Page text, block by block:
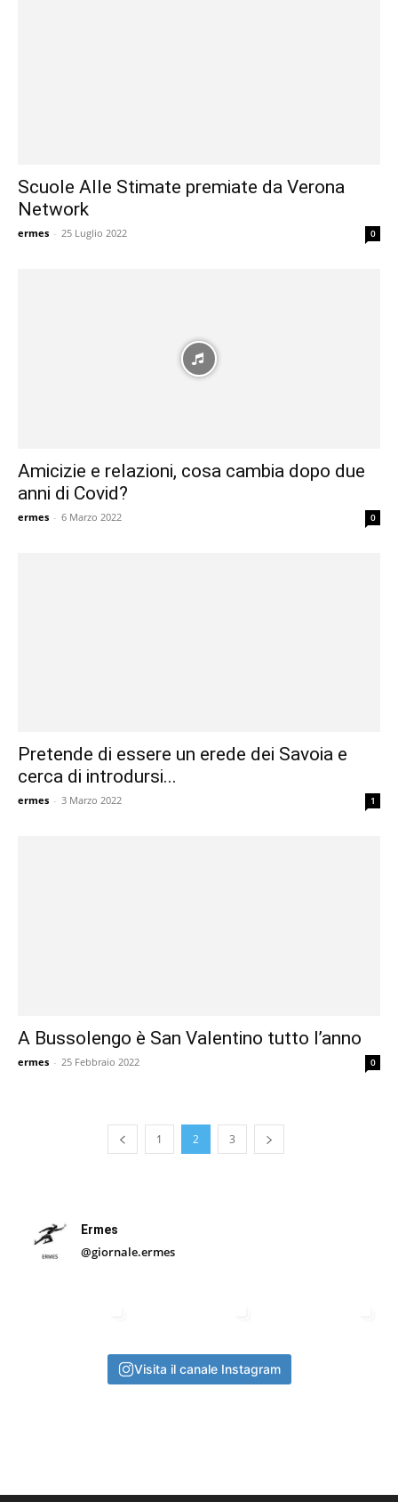
Scuole Alle Stimate premiate da Verona
Network
ermes - 25 Luglio 2022 0
Amicizie e relazioni, cosa cambia dopo due
anni di Covid?
ermes - 6 Marzo 2022 0
Pretende di essere un erede dei Savoia e
cerca di introdursi...
ermes - 3 Marzo 2022 1
A Bussolengo è San Valentino tutto l’anno
ermes - 25 Febbraio 2022 0
1 2 3
Ermes
@giornale.ermes
Visita il canale Instagram